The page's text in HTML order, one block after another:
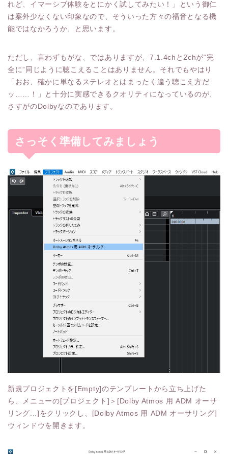
れど、イマーシブ体験をとにかく試してみたい！」という御仁
は案外少なくない印象なので、そういった方々の福音となる機
能ではなかろうか、と思います。
ただし、言わずもがな、ではありますが、7.1.4chと2chが“完
全に”同じように聴こえることはありません。それでもやはり
「おお、確かに単なるステレオとはまったく違う聴こえ方だ
ッ……！」と十分に実感できるクオリティになっているのが、
さすがのDolbyなのであります。
さっそく準備してみましょう
新規プロジェクトを[Empty]のテンプレートから立ち上げた
ら、メニューの[プロジェクト]＞[Dolby Atmos 用 ADM オーサ
リング...]をクリックし、[Dolby Atmos 用 ADM オーサリング]
ウィンドウを開きます。